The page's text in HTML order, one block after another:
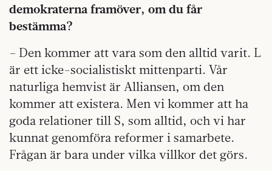
demokraterna framöver, om du får
bestämma?
– Den kommer att vara som den alltid varit. L
är ett icke-socialistiskt mittenparti. Vår
naturliga hemvist är Alliansen, om den
kommer att existera. Men vi kommer att ha
goda relationer till S, som alltid, och vi har
kunnat genomföra reformer i samarbete.
Frågan är bara under vilka villkor det görs.